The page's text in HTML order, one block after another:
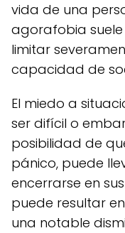
vida de una
agorafobia
limitar
capacidad de
El miedo a
ser difícil o
posibilidad de
pánico, puede
encerrarse en
puede resultar
una notable